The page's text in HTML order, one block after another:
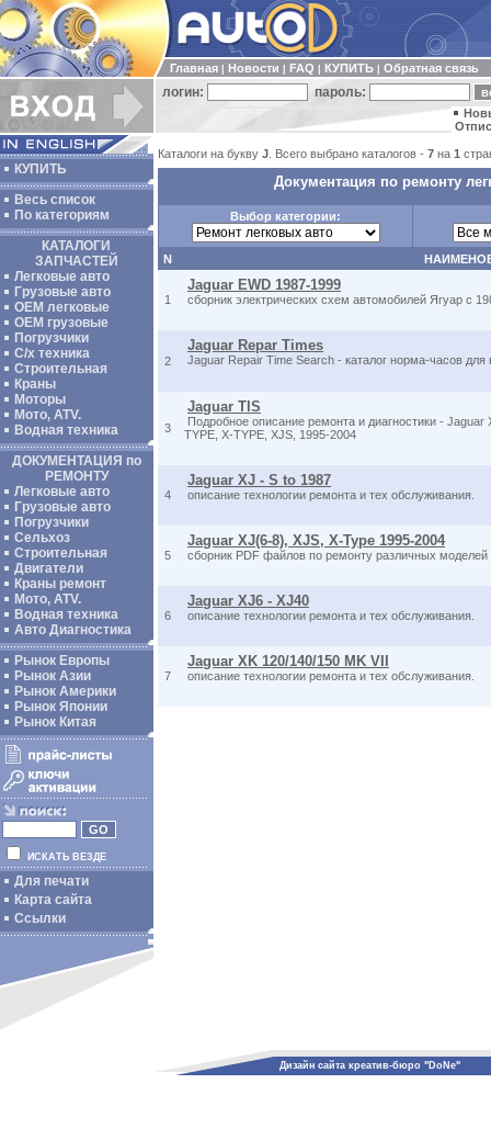
Главная Новости FAQ КУПИТЬ Обратная связь
логин: пароль:
КУПИТЬ
Весь список
По категориям
КАТАЛОГИ
ЗАПЧАСТЕЙ
Легковые авто
Грузовые авто
ОЕМ легковые
OEM грузовые
Погрузчики
С/х техника
Строительная
Краны
Моторы
Мото, ATV.
Водная техника
ДОКУМЕНТАЦИЯ по
РЕМОНТУ
Легковые авто
Грузовые авто
Погрузчики
Сельхоз
Строительная
Двигатели
Краны ремонт
Мото, ATV.
Водная техника
Авто Диагностика
Рынок Европы
Рынок Азии
Рынок Америки
Рынок Японии
Рынок Китая
ИСКАТЬ ВЕЗДЕ
Для печати
Карта сайта
Ссылки
Каталоги на букву J . Всего выбрано каталогов - 7 на 1
Документация по ремонту
Выбор категории:
N
1
Jaguar EWD 1987-1999
сборник электрических схем автомобилей Ягуар с
2
Jaguar Repar Times
Jaguar Repair Time Search - каталог норма-часов
3
Jaguar TIS
Подробное описание ремонта и диагностики - Jaguar
TYPE, X-TYPE, XJS, 1995-2004
4
Jaguar XJ - S to 1987
описание технологии ремонта и тех обслуживания.
5
Jaguar XJ(6-8), XJS, X-Type 1995-2004
сборник PDF файлов по ремонту различных моделей
6
Jaguar XJ6 - XJ40
описание технологии ремонта и тех обслуживания.
7
Jaguar XK 120/140/150 MK VII
описание технологии ремонта и тех обслуживания.
Дизайн сайта креатив-бюро "DoNe"